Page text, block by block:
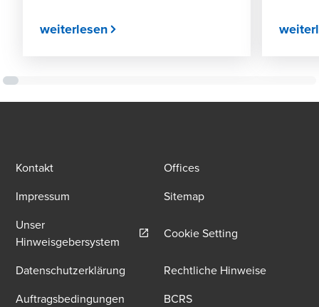
weiterlesen
Kontakt
Offices
Impressum
Sitemap
Unser
Hinweisgebersystem Opens in a new window/tab
Cookie Setting
Datenschutzerklärung
Rechtliche Hinweise
Auftragsbedingungen
BCRS